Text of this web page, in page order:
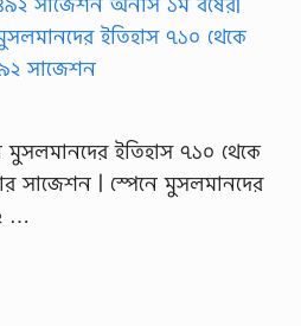
ইতিহাস ৭১০ থেকে
সাজেশন | স্পেনে মুসলমানদের
…